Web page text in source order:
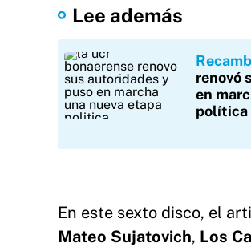
Lee además
renovó
en
política
En este sexto disco, el
Mateo Sujatovich, Los